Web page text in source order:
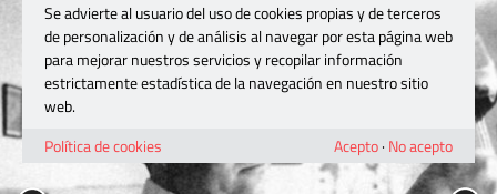
Se advierte al usuario del uso de cookies propias y de terceros
de personalización y de análisis al navegar por esta página web
para mejorar nuestros servicios y recopilar información
estrictamente estadística de la navegación en nuestro sitio
web.
Política de cookies
Acepto· No acepto